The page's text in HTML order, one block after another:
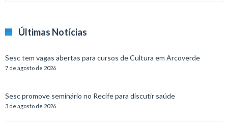
Últimas Notícias
Sesc tem vagas abertas para cursos de Cultura em Arcoverde
7 de agosto de 2026
Sesc promove seminário no Recife para discutir saúde
3 de agosto de 2026